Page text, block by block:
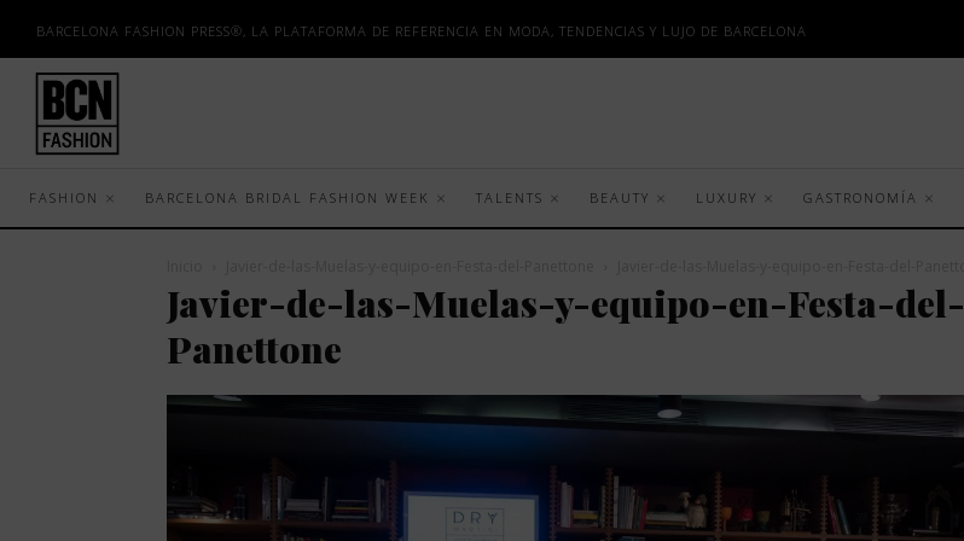
BARCELONA FASHION PRESS®, LA PLATAFORMA DE REFERENCIA EN MODA, TENDENCIAS Y LUJO DE BARCELONA
FASHION BARCELONA BRIDAL FASHION WEEK TALENTS BEAUTY LUXURY GASTRONOMÍA
Javier-de-las-Muelas-y-equipo-en-Festa-del-
Panettone